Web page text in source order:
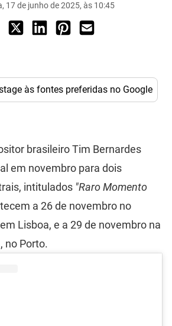
17 de junho de 2025, às 10:45
às fontes preferidas no Google
brasileiro Tim Bernardes
em novembro para dois
intitulados "Raro Momento
a 26 de novembro no
Lisboa, e a 29 de novembro na
no Porto.